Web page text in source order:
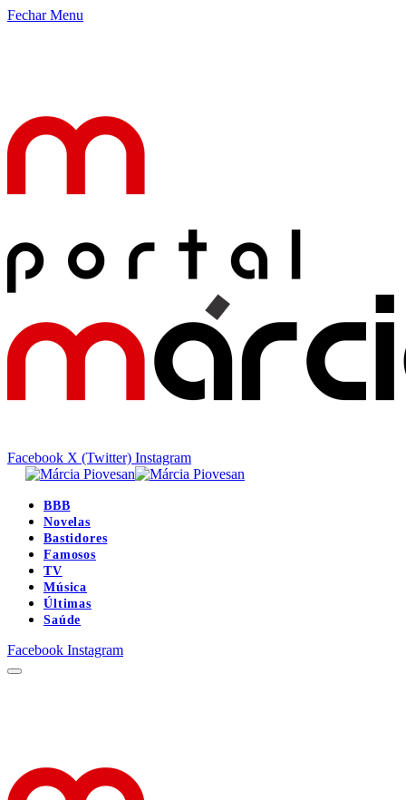
Fechar Menu
Facebook X (Twitter) Instagram
BBB
Novelas
Bastidores
Famosos
TV
Música
Últimas
Saúde
Facebook Instagram